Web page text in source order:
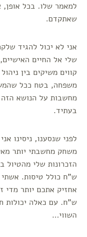
למאמר שלו. בכל אופן,
שאתקדם.
אני לא יכול להגיד
שלי אל החיים
קווים משיקים בין
משפחה, בטח ככל
מחשבות על הנושא הזה
בעתיד.
לפני שנסענו, ניסינו
משחק מחשבתי יותר
ש"ח. עם כאלה יכולות
השווי…